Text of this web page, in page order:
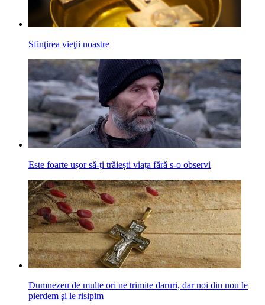
Sfinţirea vieţii noastre
Este foarte ușor să-ți trăiești viața fără s-o observi
Dumnezeu de multe ori ne trimite daruri, dar noi din nou le
pierdem şi le risipim